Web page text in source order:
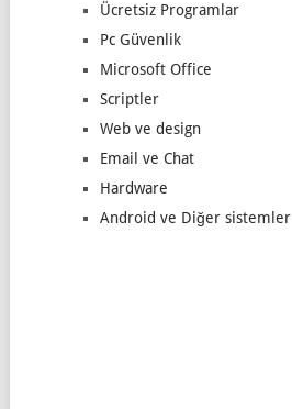
Ücretsiz Programlar
Pc Güvenlik
Microsoft Office
Scriptler
Web ve design
Email ve Chat
Hardware
Android ve Diğer sistemler